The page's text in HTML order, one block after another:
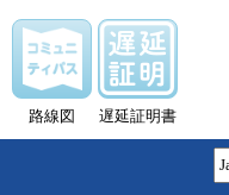
路線図 遅延証明書